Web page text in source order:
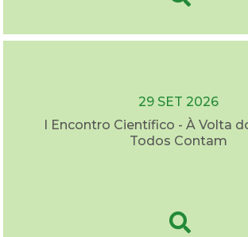
29 SET 2026
I Encontro Científico - À Volta
Todos Contam